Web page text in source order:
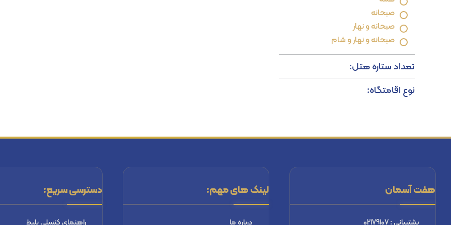
صبحانه
صبحانه و نهار
صبحانه و نهار و شام
تعداد ستاره هتل:
نوع اقامتگاه:
هفت آسمان
پشتیبانی : 02179107
لینک های مهم:
درباره ما
دسترسی سریع:
راهنماي كنسلي بليط